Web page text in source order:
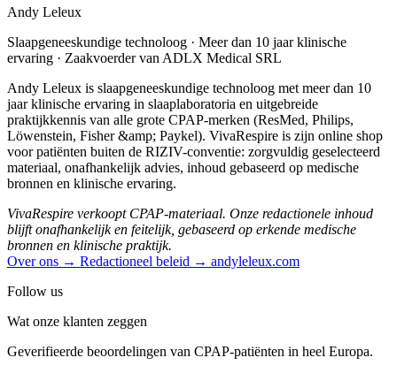
Andy Leleux
Slaapgeneeskundige technoloog · Meer dan 10 jaar klinische
ervaring · Zaakvoerder van ADLX Medical SRL
Andy Leleux is slaapgeneeskundige technoloog met meer dan 10
jaar klinische ervaring in slaaplaboratoria en uitgebreide
praktijkkennis van alle grote CPAP-merken (ResMed, Philips,
Löwenstein, Fisher &amp; Paykel). VivaRespire is zijn online shop
voor patiënten buiten de RIZIV-conventie: zorgvuldig geselecteerd
materiaal, onafhankelijk advies, inhoud gebaseerd op medische
bronnen en klinische ervaring.
VivaRespire verkoopt CPAP-materiaal. Onze redactionele inhoud
blijft onafhankelijk en feitelijk, gebaseerd op erkende medische
bronnen en klinische praktijk.
Over ons → Redactioneel beleid → andyleleux.com
Follow us
Wat onze klanten zeggen
Geverifieerde beoordelingen van CPAP-patiënten in heel Europa.